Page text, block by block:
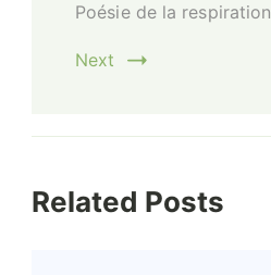
Poésie de la respiration
Next
Related Posts